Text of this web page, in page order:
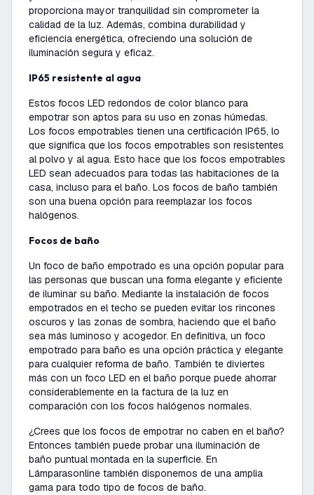
proporciona mayor tranquilidad sin comprometer la
calidad de la luz. Además, combina durabilidad y
eficiencia energética, ofreciendo una solución de
iluminación segura y eficaz.
IP65 resistente al agua
Estos focos LED redondos de color blanco para
empotrar son aptos para su uso en zonas húmedas.
Los focos empotrables tienen una certificación IP65, lo
que significa que los focos empotrables son resistentes
al polvo y al agua. Esto hace que los focos empotrables
LED sean adecuados para todas las habitaciones de la
casa, incluso para el baño. Los focos de baño también
son una buena opción para reemplazar los focos
halógenos.
Focos de baño
Un foco de baño empotrado es una opción popular para
las personas que buscan una forma elegante y eficiente
de iluminar su baño. Mediante la instalación de focos
empotrados en el techo se pueden evitar los rincones
oscuros y las zonas de sombra, haciendo que el baño
sea más luminoso y acogedor. En definitiva, un foco
empotrado para baño es una opción práctica y elegante
para cualquier reforma de baño. También te diviertes
más con un foco LED en el baño porque puede ahorrar
considerablemente en la factura de la luz en
comparación con los focos halógenos normales.
¿Crees que los focos de empotrar no caben en el baño?
Entonces también puede probar una iluminación de
baño puntual montada en la superficie. En
Lámparasonline también disponemos de una amplia
gama para todo tipo de focos de baño.